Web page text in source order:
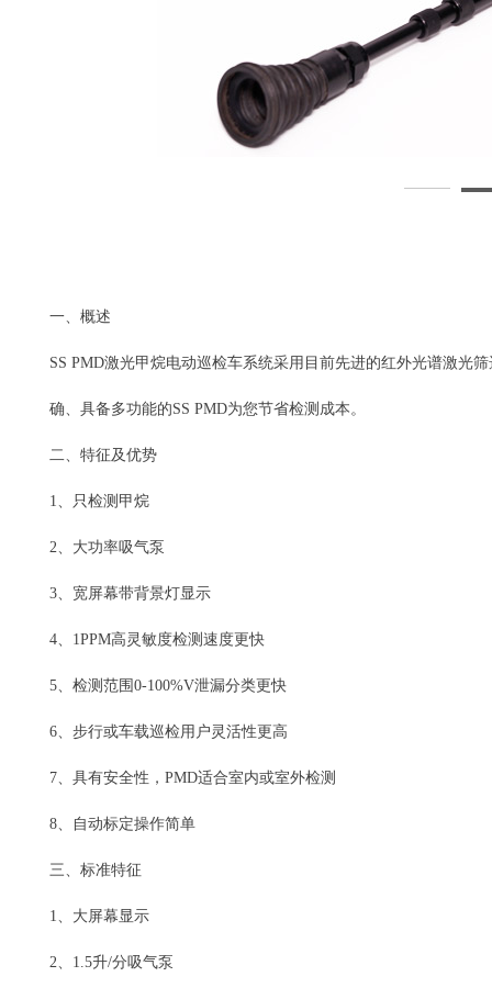
一、概述
SS PMD激光甲烷电动巡检车系统采用目前先进的红外光谱激光
确、具备多功能的SS PMD为您节省检测成本。
二、特征及优势
1、只检测甲烷
2、大功率吸气泵
3、宽屏幕带背景灯显示
4、1PPM高灵敏度检测速度更快
5、检测范围0-100%V泄漏分类更快
6、步行或车载巡检用户灵活性更高
7、具有安全性，PMD适合室内或室外检测
8、自动标定操作简单
三、标准特征
1、大屏幕显示
2、1.5升/分吸气泵